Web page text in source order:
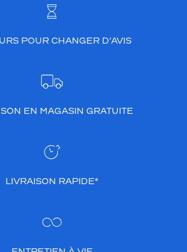
POUR CHANGER D’AVIS
EN MAGASIN GRATUITE
LIVRAISON RAPIDE*